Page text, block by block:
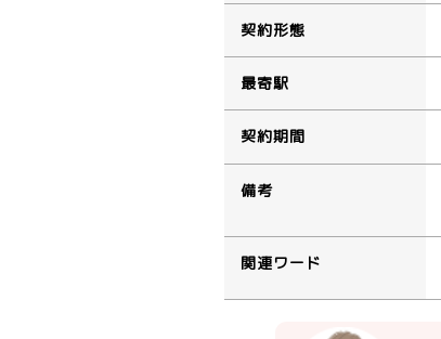
契約形態
最寄駅
契約期間
備考
関連ワード